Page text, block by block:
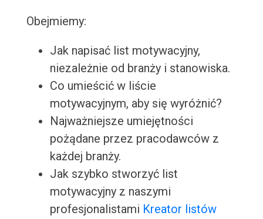
Obejmiemy:
Jak napisać list motywacyjny,
niezależnie od branży i stanowiska.
Co umieścić w liście
motywacyjnym, aby się wyróżnić?
Najważniejsze umiejętności
pożądane przez pracodawców z
każdej branży.
Jak szybko stworzyć list
motywacyjny z naszymi
profesjonalistami Kreator listów